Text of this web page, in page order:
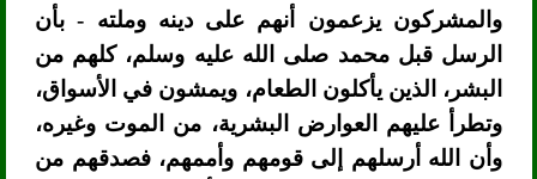
والمشركون يزعمون أنهم على دينه وملته - بأن
الرسل قبل محمد صلى الله عليه وسلم، كلهم من
البشر، الذين يأكلون الطعام، ويمشون في الأسواق،
وتطرأ عليهم العوارض البشرية، من الموت وغيره،
وأن الله أرسلهم إلى قومهم وأممهم، فصدقهم من